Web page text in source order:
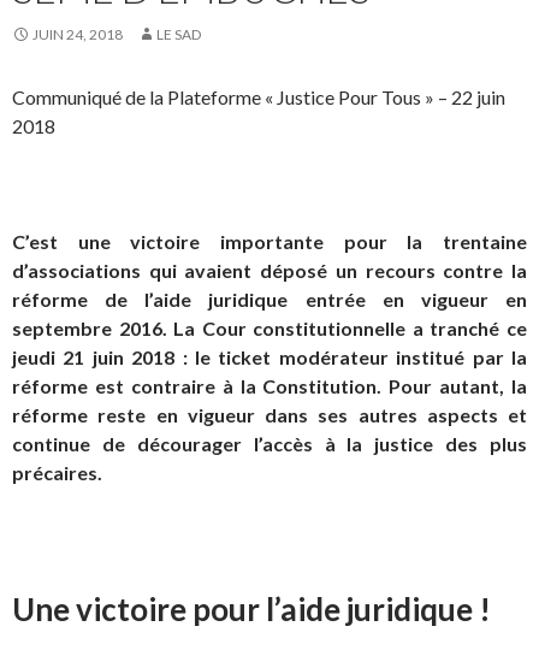
JUIN 24, 2018 LE SAD
Communiqué de la Plateforme « Justice Pour Tous » – 22 juin
2018
C’est une victoire importante pour la trentaine
d’associations qui avaient déposé un recours contre la
réforme de l’aide juridique entrée en vigueur en
septembre 2016. La Cour constitutionnelle a tranché ce
jeudi 21 juin 2018 : le ticket modérateur institué par la
réforme est contraire à la Constitution. Pour autant, la
réforme reste en vigueur dans ses autres aspects et
continue de décourager l’accès à la justice des plus
précaires.
Une victoire pour l’aide juridique !